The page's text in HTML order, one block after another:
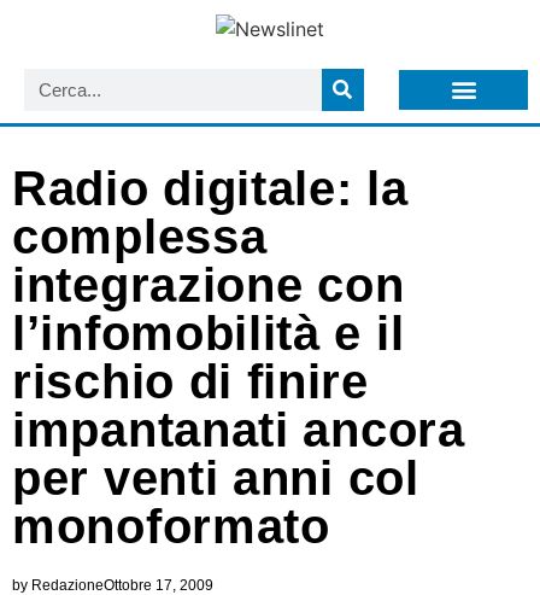
Radio digitale: la
complessa
integrazione con
l’infomobilità e il
rischio di finire
impantanati ancora
per venti anni col
monoformato
by RedazioneOttobre 17, 2009